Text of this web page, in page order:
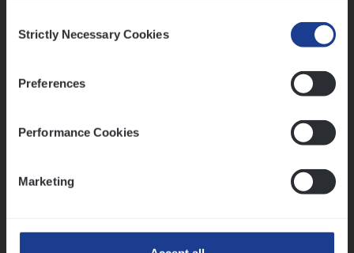
Selection
Strictly Necessary Cookies
Preferences
Performance Cookies
Marketing
Lees onze verhalen
Meer dan collega’s: hoe Julie en Aurélie elkaar
versterken
humor
werk